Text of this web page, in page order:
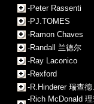
-Peter Rassenti
-PJ.TOMES
-Ramon Chaves
-Randall 兰德尔
-Ray Laconico
-Rexford
-R.Hinderer 瑞查
-Rich McDonald